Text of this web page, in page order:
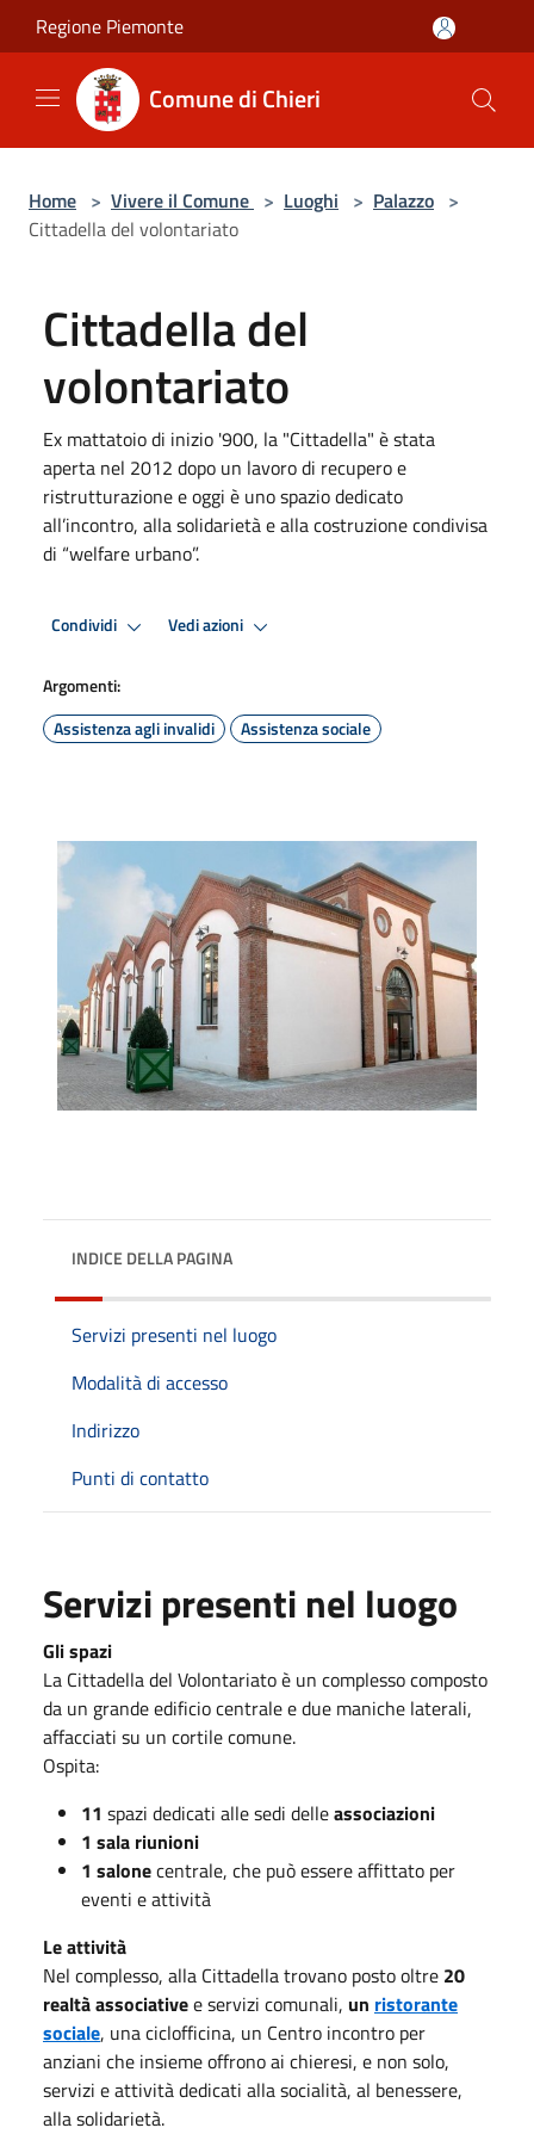
Salta al contenuto principale
Regione Piemonte
Comune di Chieri
Home > Vivere il Comune > Luoghi > Palazzo >
Cittadella del volontariato
Cittadella del
volontariato
Ex mattatoio di inizio '900, la "Cittadella" è stata
aperta nel 2012 dopo un lavoro di recupero e
ristrutturazione e oggi è uno spazio dedicato
all’incontro, alla solidarietà e alla costruzione condivisa
di “welfare urbano”.
Condividi Vedi azioni
Argomenti:
Assistenza agli invalidi
Assistenza sociale
INDICE DELLA PAGINA
Servizi presenti nel luogo
Modalità di accesso
Indirizzo
Punti di contatto
Servizi presenti nel luogo
Gli spazi
La Cittadella del Volontariato è un complesso composto
da un grande edificio centrale e due maniche laterali,
affacciati su un cortile comune.
Ospita:
11 spazi dedicati alle sedi delleassociazioni
1 sala riunioni
1 salonecentrale, che può essere affittato per
eventi e attività
Le attività
Nel complesso, alla Cittadella trovano posto oltre 20
realtà associativee servizi comunali, un ristorante
sociale, una ciclofficina, un Centro incontro per
anziani che insieme offrono ai chieresi, e non solo,
servizi e attività dedicati alla socialità, al benessere,
alla solidarietà.